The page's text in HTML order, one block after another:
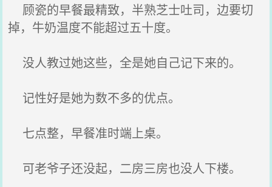
顾瓷的早餐最精致，半熟芝士吐司，边要切
掉，牛奶温度不能超过五十度。
没人教过她这些，全是她自己记下来的。
记性好是她为数不多的优点。
七点整，早餐准时端上桌。
可老爷子还没起，二房三房也没人下楼。